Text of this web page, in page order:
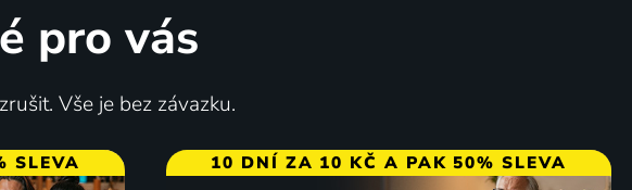
pro vás
Vše je bez závazku.
SLEVA 10 DNÍ ZA 10 KČ A PAK 50% SLEVA